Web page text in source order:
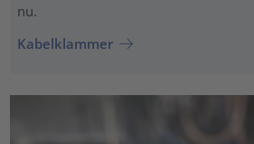
nu.
Kabelklammer